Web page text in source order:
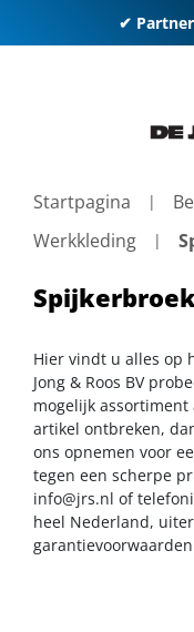
✔
Startpagina
Werkkleding
Hier vindt u alles op
Jong & Roos BV
mogelijk
artikel ontbreken,
ons opnemen voor
tegen een scherpe
info@jrs.nl of
heel Nederland,